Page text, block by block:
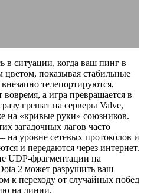
в ситуации, когда ваш пинг в
цветом, показывая стабильные
телепортируются,
а игра превращается в
грешат на серверы Valve,
на «кривые руки» союзников.
загадочных лагов часто
на уровне сетевых протоколов и
и передаются через интернет.
UDP-фрагментации на
2 может разрушить ваш
к переходу от случайных побед
на линии.